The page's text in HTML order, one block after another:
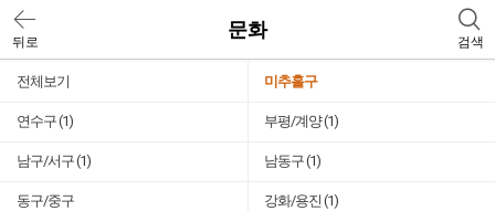
뒤로
문화
검색
전체보기 미추홀구
연수구(1) 부평/계양(1)
남구/서구(1) 남동구(1)
동구/중구 강화/용진 (1)